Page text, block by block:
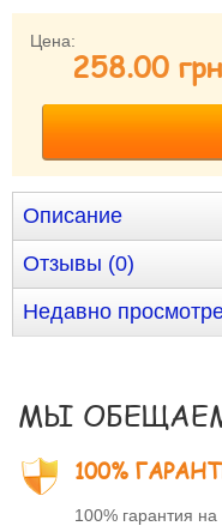
Цена:
258.00
Описание
Отзывы (0)
Недавно
МЫ
100%
100% гарантия